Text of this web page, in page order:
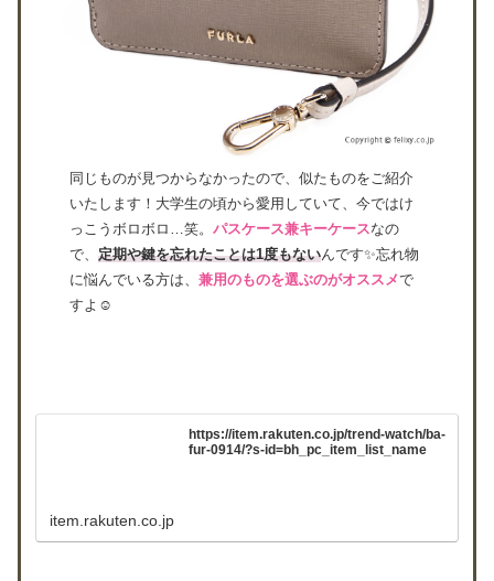
同じものが見つからなかったので、似たものをご紹介
いたします！大学生の頃から愛用していて、今ではけ
っこうボロボロ…笑。 パスケース兼キーケースなの
で、 定期や鍵を忘れたことは1度もないんです✨忘れ物
に悩んでいる方は、 兼用のものを選ぶのがオススメで
すよ☺
https://item.rakuten.co.jp/trend-watch/ba-
fur-0914/?s-id=bh_pc_item_list_name
item.rakuten.co.jp